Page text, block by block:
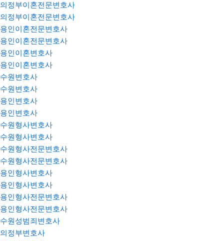
의정부이혼전문변호사
의정부이혼전문변호사
용인이혼전문변호사
용인이혼전문변호사
용인이혼변호사
용인이혼변호사
수원변호사
수원변호사
용인변호사
용인변호사
수원형사변호사
수원형사변호사
수원형사전문변호사
수원형사전문변호사
용인형사변호사
용인형사변호사
용인형사전문변호사
용인형사전문변호사
수원성범죄변호사
의정부변호사